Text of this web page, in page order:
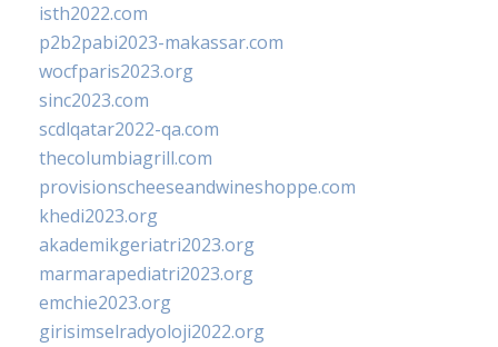
isth2022.com
p2b2pabi2023-makassar.com
wocfparis2023.org
sinc2023.com
scdlqatar2022-qa.com
thecolumbiagrill.com
provisionscheeseandwineshoppe.com
khedi2023.org
akademikgeriatri2023.org
marmarapediatri2023.org
emchie2023.org
girisimselradyoloji2022.org